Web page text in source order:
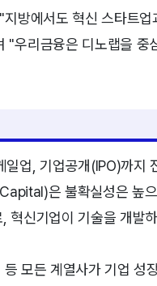
방에서도 혁신 스타트업
"우리금융은 디노랩을 중
업, 기업공개(IPO)까지
은 불확실성은 높
혁신기업이 기술을 개발
모든 계열사가 기업 성